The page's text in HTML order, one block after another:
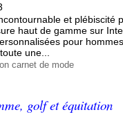
et plébiscité
haut de gamme sur
pour
une...
carnet de mode
golf et équitation